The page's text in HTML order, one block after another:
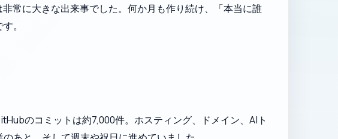
常に大きな出来事でした。何か月も作り続け、「本当に誰
。
のコミットは約7,000件。ホスティング、ドメイン、AIト